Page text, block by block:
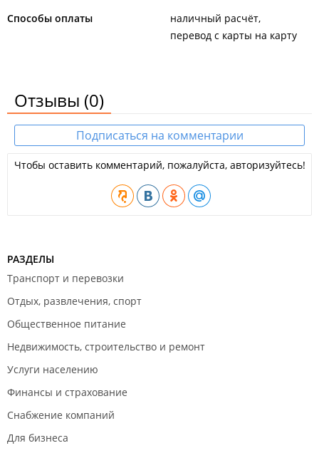
Способы оплаты
наличный расчёт
перевод с карты на карту
Отзывы (0)
Подписаться на комментарии
Чтобы оставить комментарий, пожалуйста, авторизуйтесь!
РАЗДЕЛЫ
Транспорт и перевозки
Отдых, развлечения, спорт
Общественное питание
Недвижимость, строительство и ремонт
Услуги населению
Финансы и страхование
Снабжение компаний
Для бизнеса